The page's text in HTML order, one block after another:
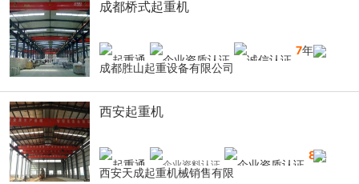
成都桥式起重机
7年
成都胜山起重设备有限公司
西安起重机
8年
西安天成起重机械销售有限